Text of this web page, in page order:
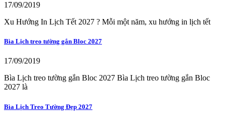
17/09/2019
Xu Hướng In Lịch Tết 2027 ? Mỗi một năm, xu hướng in lịch tết
Bìa Lịch treo tường gắn Bloc 2027
17/09/2019
Bìa Lịch treo tường gắn Bloc 2027 Bìa Lịch treo tường gắn Bloc
2027 là
Bìa Lịch Treo Tường Đẹp 2027